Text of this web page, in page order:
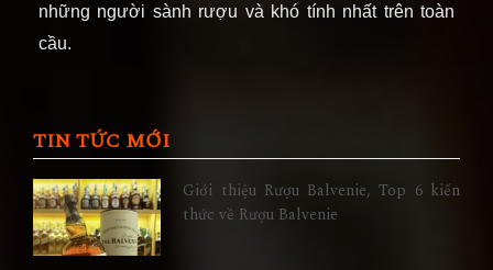
những người sành rượu và khó tính nhất trên toàn
cầu.
TIN TỨC MỚI
Giới thiệu Rượu Balvenie, Top 6 kiến
thức về Rượu Balvenie